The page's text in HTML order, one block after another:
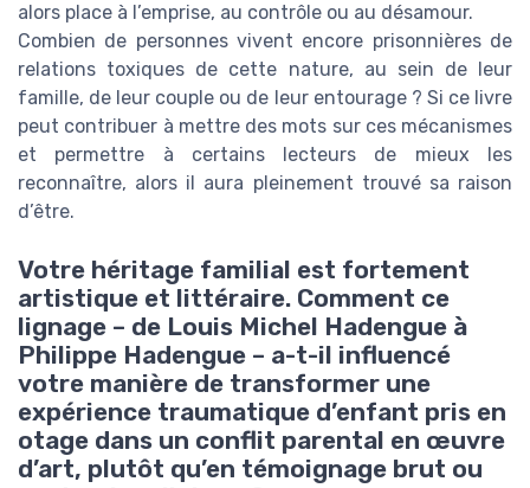
alors place à l’emprise, au contrôle ou au désamour.
Combien de personnes vivent encore prisonnières de
relations toxiques de cette nature, au sein de leur
famille, de leur couple ou de leur entourage ? Si ce livre
peut contribuer à mettre des mots sur ces mécanismes
et permettre à certains lecteurs de mieux les
reconnaître, alors il aura pleinement trouvé sa raison
d’être.
Votre héritage familial est fortement
artistique et littéraire. Comment ce
lignage – de Louis Michel Hadengue à
Philippe Hadengue – a-t-il influencé
votre manière de transformer une
expérience traumatique d’enfant pris en
otage dans un conflit parental en œuvre
d’art, plutôt qu’en témoignage brut ou